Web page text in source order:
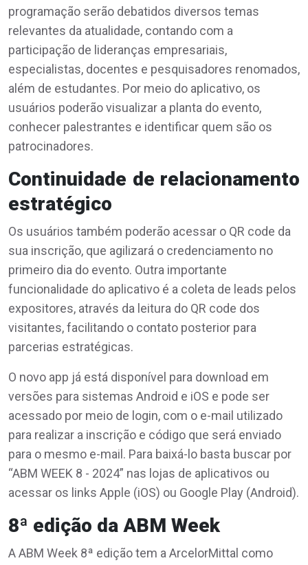
programação serão debatidos diversos temas
relevantes da atualidade, contando com a
participação de lideranças empresariais,
especialistas, docentes e pesquisadores renomados,
além de estudantes. Por meio do aplicativo, os
usuários poderão visualizar a planta do evento,
conhecer palestrantes e identificar quem são os
patrocinadores.
Continuidade de relacionamento
estratégico
Os usuários também poderão acessar o QR code da
sua inscrição, que agilizará o credenciamento no
primeiro dia do evento. Outra importante
funcionalidade do aplicativo é a coleta de leads pelos
expositores, através da leitura do QR code dos
visitantes, facilitando o contato posterior para
parcerias estratégicas.
O novo app já está disponível para download em
versões para sistemas Android e iOS e pode ser
acessado por meio de login, com o e-mail utilizado
para realizar a inscrição e código que será enviado
para o mesmo e-mail. Para baixá-lo basta buscar por
“ABM WEEK 8 - 2024” nas lojas de aplicativos ou
acessar os links Apple (iOS) ou Google Play (Android).
8ª edição da ABM Week
A ABM Week 8ª edição tem a ArcelorMittal como